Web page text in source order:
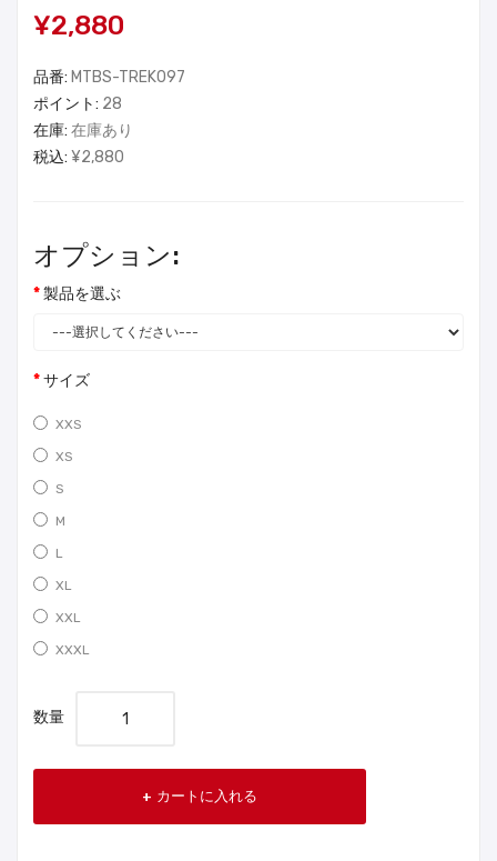
¥2,880
品番: MTBS-TREK097
ポイント: 28
在庫: 在庫あり
税込: ¥2,880
オプション:
製品を選ぶ
サイズ
XXS
XS
S
M
L
XL
XXL
XXXL
数量
カートに入れる